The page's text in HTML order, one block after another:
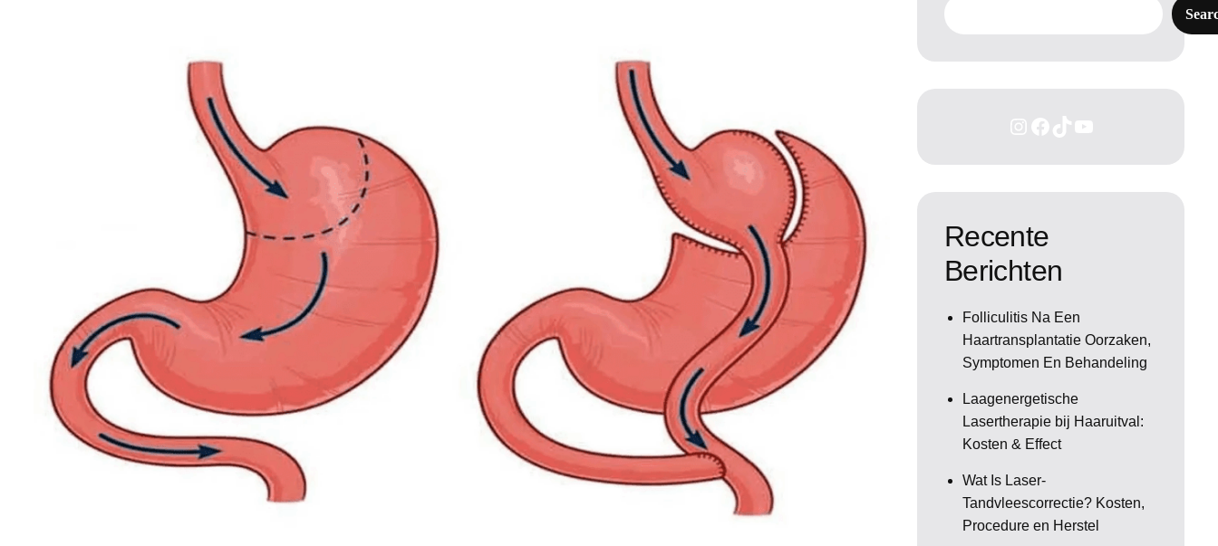
Recente
Berichten
Folliculitis Na Een
Haartransplantatie Oorzaken,
Symptomen En Behandeling
Laagenergetische
Lasertherapie bij Haaruitval:
Kosten & Effect
Wat Is Laser-
Tandvleescorrectie? Kosten,
Procedure en Herstel